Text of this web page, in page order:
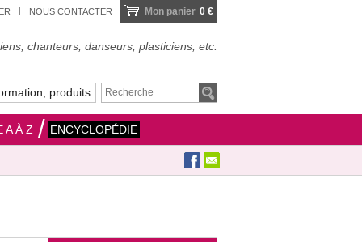
NOUS CONTACTER Mon panier 0 €
chanteurs, danseurs, plasticiens, etc.
produits
A À Z ENCYCLOPÉDIE